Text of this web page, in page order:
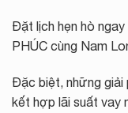
Đặt lịch hẹn hò ngay
PHÚC cùng Nam
Đặc biệt, những
kết hợp lãi suất vay